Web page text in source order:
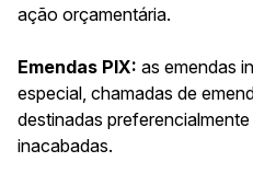
ação orçamentária.
Emendas PIX: as emendas
especial, chamadas de
destinadas
inacabadas.